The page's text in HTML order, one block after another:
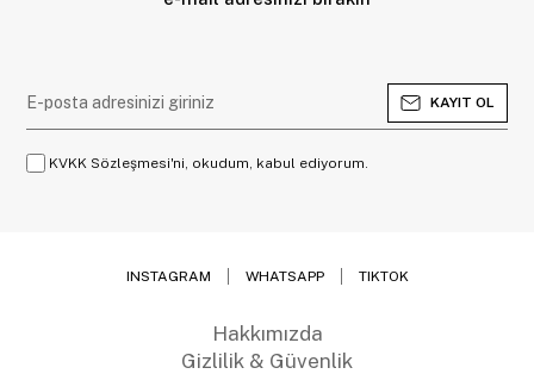
KAYIT OL
KVKK Sözleşmesi'ni, okudum, kabul ediyorum.
INSTAGRAM WHATSAPP TIKTOK
Hakkımızda
Gizlilik & Güvenlik